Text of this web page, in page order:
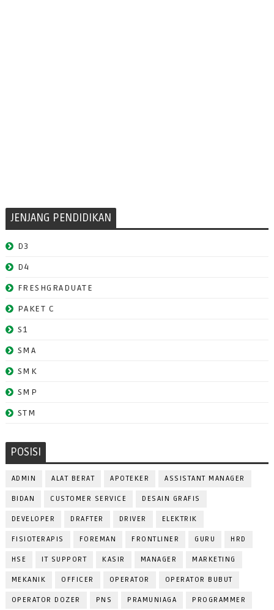
JENJANG PENDIDIKAN
D3
D4
FRESHGRADUATE
PAKET C
S1
SMA
SMK
SMP
STM
POSISI
ADMIN ALAT BERAT APOTEKER ASSISTANT MANAGER
BIDAN CUSTOMER SERVICE DESAIN GRAFIS
DEVELOPER DRAFTER DRIVER ELEKTRIK
FISIOTERAPIS FOREMAN FRONTLINER GURU HRD
HSE IT SUPPORT KASIR MANAGER MARKETING
MEKANIK OFFICER OPERATOR OPERATOR BUBUT
OPERATOR DOZER PNS PRAMUNIAGA PROGRAMMER